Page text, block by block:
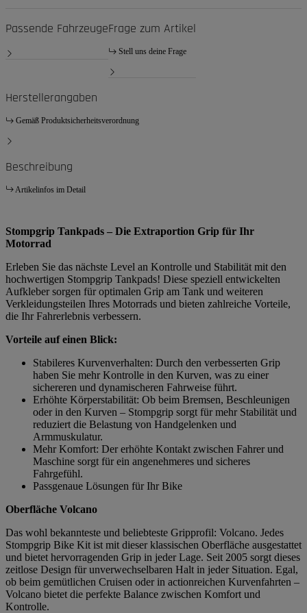
Passende FahrzeugeFrage zum Artikel
Stell uns deine Frage
Herstellerangaben
Gemäß Produktsicherheitsverordnung
Beschreibung
Artikelinfos im Detail
Stompgrip Tankpads – Die Extraportion Grip für Ihr
Motorrad
Erleben Sie das nächste Level an Kontrolle und Stabilität mit den
hochwertigen Stompgrip Tankpads! Diese speziell entwickelten
Aufkleber sorgen für optimalen Grip am Tank und weiteren
Verkleidungsteilen Ihres Motorrads und bieten zahlreiche Vorteile,
die Ihr Fahrerlebnis verbessern.
Vorteile auf einen Blick:
Stabileres Kurvenverhalten: Durch den verbesserten Grip
haben Sie mehr Kontrolle in den Kurven, was zu einer
sichereren und dynamischeren Fahrweise führt.
Erhöhte Körperstabilität: Ob beim Bremsen, Beschleunigen
oder in den Kurven – Stompgrip sorgt für mehr Stabilität und
reduziert die Belastung von Handgelenken und
Armmuskulatur.
Mehr Komfort: Der erhöhte Kontakt zwischen Fahrer und
Maschine sorgt für ein angenehmeres und sicheres
Fahrgefühl.
Passgenaue Lösungen für Ihr Bike
Oberfläche Volcano
Das wohl bekannteste und beliebteste Gripprofil: Volcano. Jedes
Stompgrip Bike Kit ist mit dieser klassischen Oberfläche ausgestattet
und bietet hervorragenden Grip in jeder Lage. Seit 2005 sorgt dieses
zeitlose Design für unverwechselbaren Halt in jeder Situation. Egal,
ob beim gemütlichen Cruisen oder in actionreichen Kurvenfahrten –
Volcano bietet die perfekte Balance zwischen Komfort und
Kontrolle.